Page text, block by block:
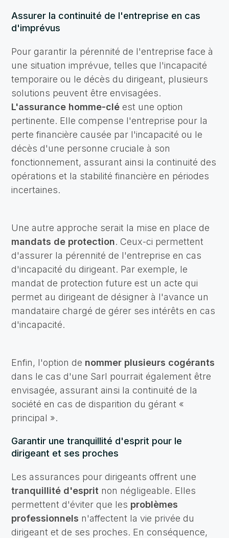
Assurer la continuité de l'entreprise en cas
d'imprévus
Pour garantir la pérennité de l'entreprise face à
une situation imprévue, telles que l'incapacité
temporaire ou le décès du dirigeant, plusieurs
solutions peuvent être envisagées.
L'assurance homme-clé est une option
pertinente. Elle compense l'entreprise pour la
perte financière causée par l'incapacité ou le
décès d'une personne cruciale à son
fonctionnement, assurant ainsi la continuité des
opérations et la stabilité financière en périodes
incertaines.
Une autre approche serait la mise en place de
mandats de protection. Ceux-ci permettent
d'assurer la pérennité de l'entreprise en cas
d'incapacité du dirigeant. Par exemple, le
mandat de protection future est un acte qui
permet au dirigeant de désigner à l'avance un
mandataire chargé de gérer ses intérêts en cas
d'incapacité.
Enfin, l'option de nommer plusieurs cogérants
dans le cas d'une Sarl pourrait également être
envisagée, assurant ainsi la continuité de la
société en cas de disparition du gérant «
principal ».
Garantir une tranquillité d'esprit pour le
dirigeant et ses proches
Les assurances pour dirigeants offrent une
tranquillité d'esprit non négligeable. Elles
permettent d'éviter que les problèmes
professionnels n'affectent la vie privée du
dirigeant et de ses proches. En conséquence,